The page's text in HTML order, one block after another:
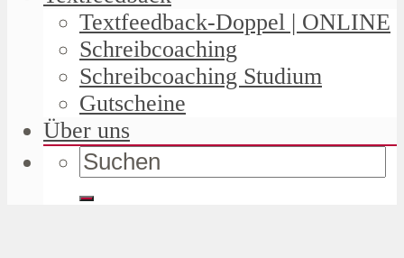
Textfeedback-Doppel | ONLINE
Schreibcoaching
Schreibcoaching Studium
Gutscheine
Über uns